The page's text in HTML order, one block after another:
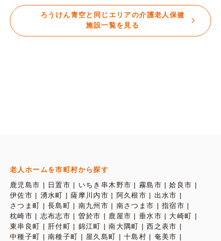
ろうけん青空と同じエリアの介護老人保健
施設一覧を見る
老人ホームを市町村から探す
鹿児島市
日置市 いちき串木野市 霧島市
姶良市
伊佐市
湧水町 薩摩川内市 阿久根市
出水市
さつま町
長島町 南九州市 南さつま市
指宿市
枕崎市
志布志市 曽於市 鹿屋市 垂水市
大崎町
東串良町
肝付町 錦江町 南大隅町
西之表市
中種子町
南種子町 屋久島町 十島村
奄美市